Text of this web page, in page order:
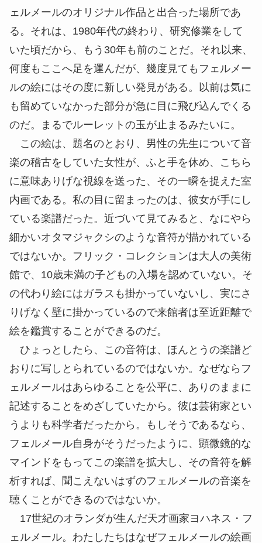
ェルメールのオリジナル作品と出合った場所であ
る。それは、1980年代の終わり、研究修業をして
いた頃だから、もう30年も前のことだ。それ以来、
何度もここへ足を運んだが、幾度見てもフェルメー
ルの絵にはその度に新しい発見がある。以前は気に
も留めていなかった部分が急に目に飛び込んでくる
のだ。まるでルーレットの玉が止まるみたいに。
この絵は、題名のとおり、男性の先生について音
楽の稽古をしていた女性が、ふと手を休め、こちら
に意味ありげな視線を送った、その一瞬を捉えた室
内画である。私の目に留まったのは、彼女が手にし
ている楽譜だった。近づいて見てみると、なにやら
細かいオタマジャクシのような音符が描かれている
ではないか。フリック・コレクションは大人の美術
館で、10歳未満の子どもの入場を認めていない。そ
の代わり絵にはガラスも掛かっていないし、実にさ
りげなく壁に掛かっているので来館者は至近距離で
絵を鑑賞することができるのだ。
ひょっとしたら、この音符は、ほんとうの楽譜ど
おり に写しとられているのではないか。なぜならフ
ェルメールはあらゆることを公平に、ありのままに
記述することをめざしていたから。彼は芸術家とい
うよりも科学者だったから。もしそうであるなら、
フェルメール自身がそうだったように、顕微鏡的な
マインドをもってこの楽譜を拡大し、その音符を解
析すれば、聞こえないはずのフェルメールの音楽を
聴く ことができるのではないか。
17世紀のオランダが生んだ天才画家ヨハネス・フ
ェルメール。わたしたちはなぜフェルメールの絵画